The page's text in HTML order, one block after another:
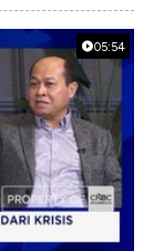
05:54